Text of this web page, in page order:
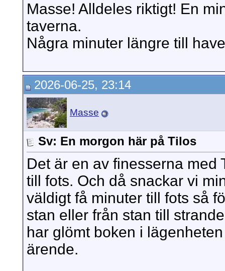
Masse! Alldeles riktigt! En
taverna.
Några minuter längre till
2026-06-25, 23:14
Masse
Sv: En morgon här på Tilos
Det är en av finesserna med
till fots. Och då snackar vi
väldigt få minuter till fots så
stan eller från stan till
har glömt boken i
ärende.